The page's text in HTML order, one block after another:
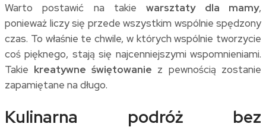
Warto postawić na takiewarsztaty dla mamy,
ponieważ liczy się przede wszystkim wspólnie spędzony
czas. To właśnie te chwile, w których wspólnie tworzycie
coś pięknego, stają się najcenniejszymi wspomnieniami.
Takie kreatywne świętowanie z pewnością zostanie
zapamiętane na długo.
Kulinarna podróż bez